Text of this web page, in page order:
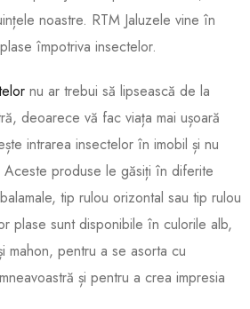
noastre. RTM Jaluzele vine în
împotriva insectelor.
nu ar trebui să lipsească de la
deoarece vă fac viața mai ușoară
intrarea insectelor în imobil și nu
produse le găsiți în diferite
tip rulou orizontal sau tip rulou
plase sunt disponibile în culorile alb,
mahon, pentru a se asorta cu
și pentru a crea impresia